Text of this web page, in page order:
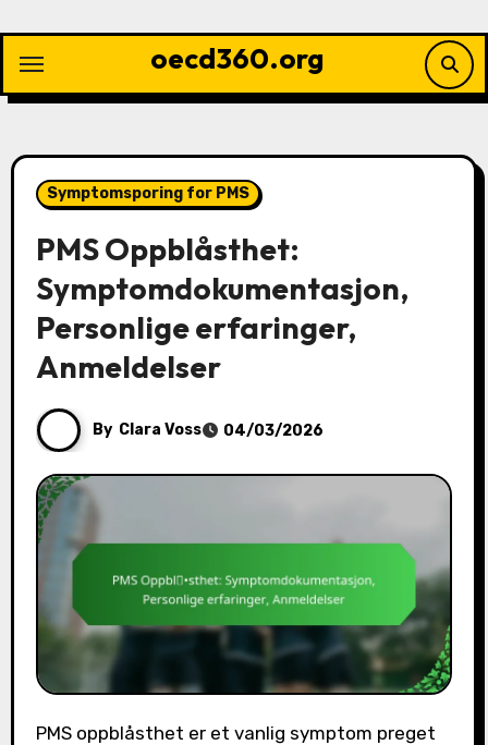
content
oecd360.org
Symptomsporing for PMS
PMS Oppblåsthet:
Symptomdokumentasjon,
Personlige erfaringer,
Anmeldelser
By Clara Voss 04/03/2026
PMS oppblåsthet er et vanlig symptom preget